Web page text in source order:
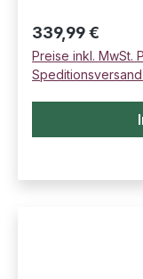
Regulärer Preis:
339,99 €
Preise inkl. MwSt.